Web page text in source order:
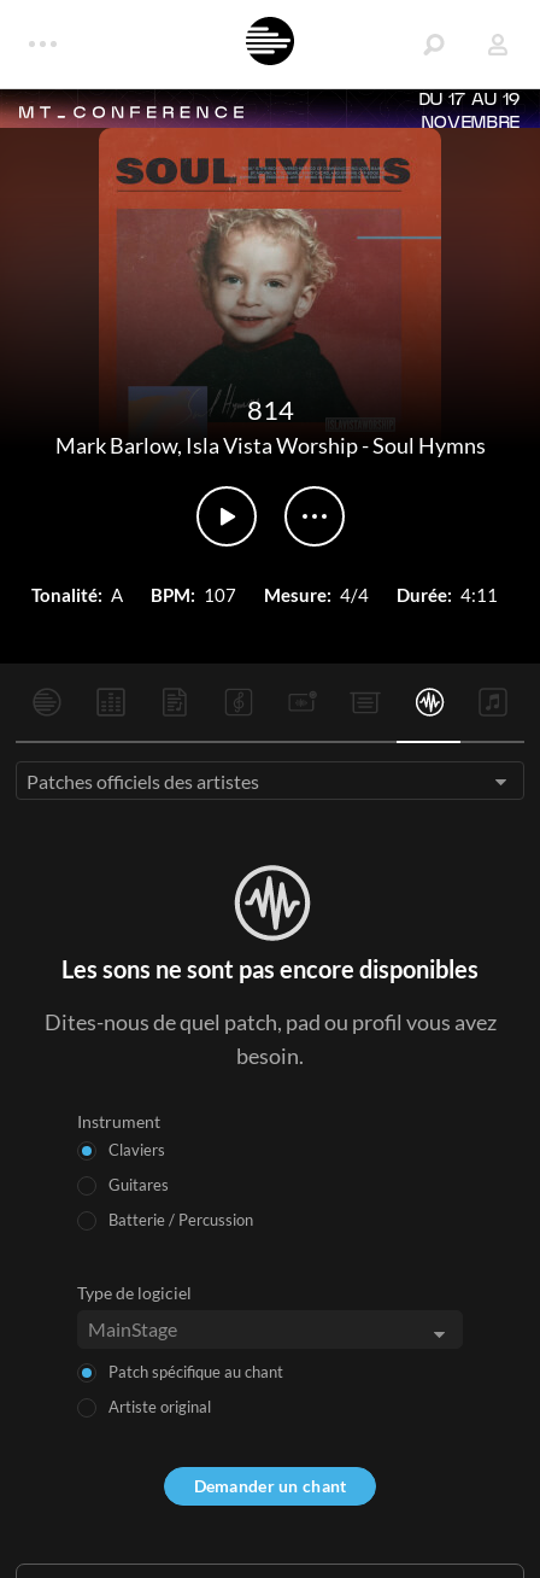
DU 17 AU 19
NOVEMBRE
814
Mark Barlow, Isla Vista Worship-Soul Hymns
Tonalité: A BPM: 107 Mesure: 4/4 Durée: 4:11
Patches officiels des artistes
Les sons ne sont pas encore disponibles
Dites-nous de quel patch, pad ou profil vous avez
besoin.
Instrument
Claviers
Guitares
Batterie / Percussion
Type de logiciel
Patch spécifique au chant
Artiste original
Demander un chant